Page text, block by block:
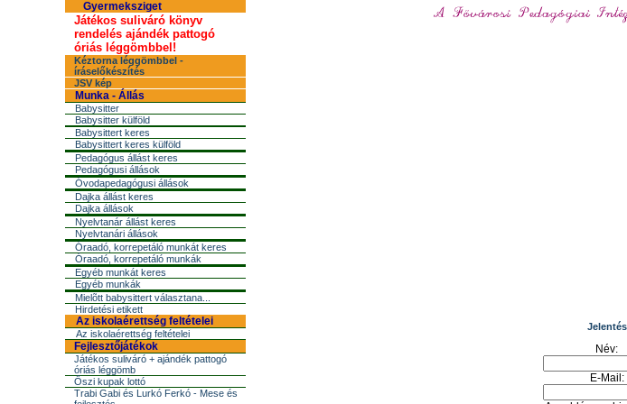
Gyermeksziget
Játékos suliváró könyv
rendelés ajándék pattogó
óriás léggömbbel!
Kéztorna léggömbbel -
íráselőkészítés
JSV kép
Munka - Állás
Babysitter
Babysitter külföld
Babysittert keres
Babysittert keres külföld
Pedagógus állást keres
Pedagógusi állások
Óvodapedagógusi állások
Dajka állást keres
Dajka állások
Nyelvtanár állást keres
Nyelvtanári állások
Óraadó, korrepetáló munkát keres
Óraadó, korrepetáló munkák
Egyéb munkát keres
Egyéb munkák
Mielõtt babysittert választana...
Hirdetési etikett
Az iskolaérettség feltételei
Az iskolaérettség feltételei
Fejlesztőjátékok
Játékos suliváró + ajándék pattogó
óriás léggömb
Őszi kupak lottó
Trabi Gabi és Lurkó Ferkó - Mese és
Jelentés
Név:
E-Mail: